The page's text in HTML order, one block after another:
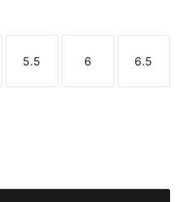
Taille
5.5
Taille
6
Taille
6.5